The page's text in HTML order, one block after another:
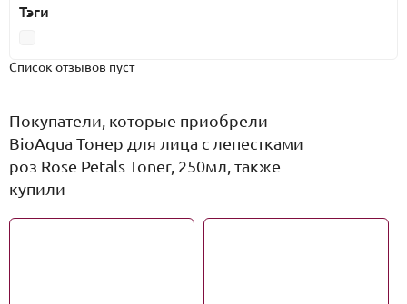
Тэги
Список отзывов пуст
Покупатели, которые приобрели
BioAqua Тонер для лица с лепестками
роз Rose Petals Toner, 250мл, также
купили